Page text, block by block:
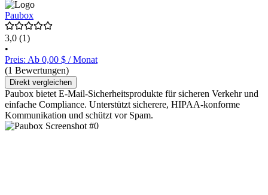
Paubox
3,0 (1)
•
Preis: Ab 0,00 $ / Monat
(1 Bewertungen)
Direkt vergleichen
Paubox bietet E-Mail-Sicherheitsprodukte für sicheren Verkehr und
einfache Compliance. Unterstützt sicherere, HIPAA-konforme
Kommunikation und schützt vor Spam.